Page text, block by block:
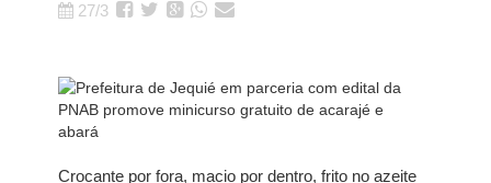
27/3
Crocante por fora, macio por dentro, frito no azeite